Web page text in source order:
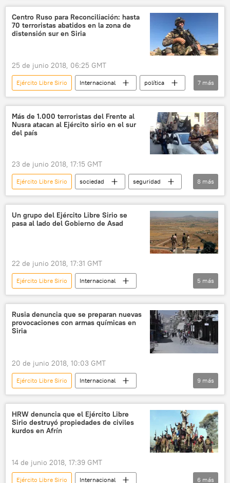
control
recuperación
localidad
noticias
Centro Ruso para Reconciliación: hasta
70 terroristas abatidos en la zona de
distensión sur en Siria
25 de junio 2018, 06:25 GMT
Ejército Libre Sirio Internacional
política
🌍 Oriente Medio
Siria
Frente al Nusra
zonas de distensión en Siria
Rusia
terrorismo noticias
7 más
Más de 1.000 terroristas del Frente al
Nusra atacan al Ejército sirio en el sur
del país
23 de junio 2018, 17:15 GMT
Ejército Libre Sirio sociedad
seguridad
Internacional
🌍 Oriente Medio
Siria
Frente al Nusra
militares
zonas de distensión en Siria
noticias
8 más
Un grupo del Ejército Libre Sirio se
pasa al lado del Gobierno de Asad
22 de junio 2018, 17:31 GMT
Ejército Libre Sirio
Internacional
🌍 Oriente Medio
Siria
Bashar Asad
grupo
noticias
5 más
Rusia denuncia que se preparan nuevas
provocaciones con armas químicas en
Siria
20 de junio 2018, 10:03 GMT
Ejército Libre Sirio
Internacional
🌍 Oriente Medio
Rusia
Siria
EEUU
provocaciones
ataque químico
montaje
9 más
HRW denuncia que el Ejército Libre
Sirio destruyó propiedades de civiles
kurdos en Afrín
14 de junio 2018, 17:39 GMT
Ejército Libre Sirio
Internacional
6 más